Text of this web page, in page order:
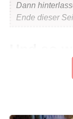
Dann
Ende dieser
Rosenkohl
etwas anbraten.
geben. Milch